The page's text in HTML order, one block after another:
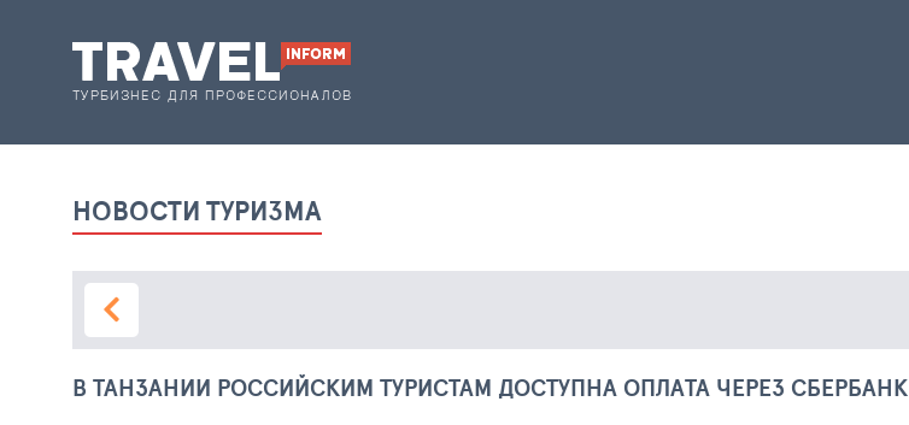
НОВОСТИ ТУРИЗМА
В ТАНЗАНИИ РОССИЙСКИМ ТУРИСТАМ ДОСТУПНА ОПЛАТА ЧЕРЕЗ СБЕРБАНК